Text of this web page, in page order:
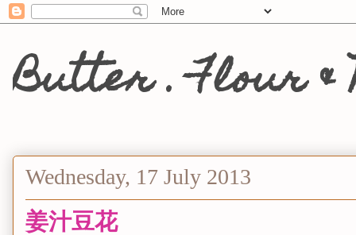
Butter . Flour &
Wednesday, 17 July 2013
姜汁豆花